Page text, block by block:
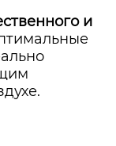
и